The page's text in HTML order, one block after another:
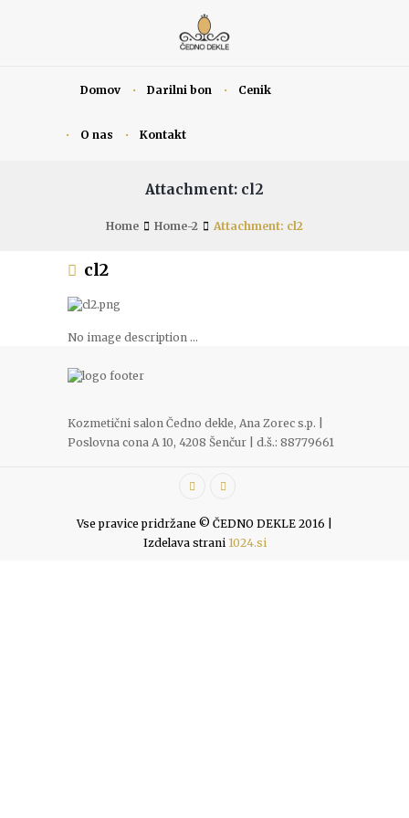
Domov Darilni bon Cenik
O nas Kontakt
Attachment: cl2
Home Home-2 Attachment: cl2
cl2
No image description ...
Kozmetični salon Čedno dekle, Ana Zorec s.p. |
Poslovna cona A 10, 4208 Šenčur | d.š.: 88779661
Vse pravice pridržane © ČEDNO DEKLE 2016 |
Izdelava strani 1024.si